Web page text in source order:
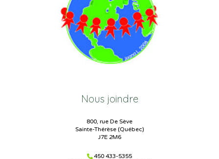
Nous joindre
800, rue De Sève
Sainte-Thérèse (Québec)
J7E 2M6
450 433-5355